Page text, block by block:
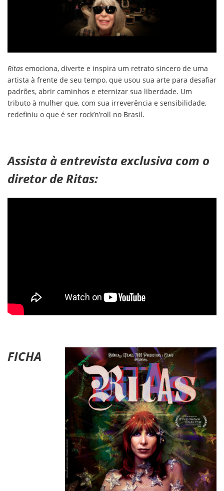
Ritas emociona, diverte e inspira um retrato sincero de uma
artista à frente de seu tempo, que usou sua arte para desafiar
padrões, abrir caminhos e eternizar sua liberdade. Um
tributo à mulher que, com sua irreverência e sensibilidade,
redefiniu o que é ser rock’n’roll no Brasil.
Assista à entrevista exclusiva com o
diretor de Ritas:
FICHA